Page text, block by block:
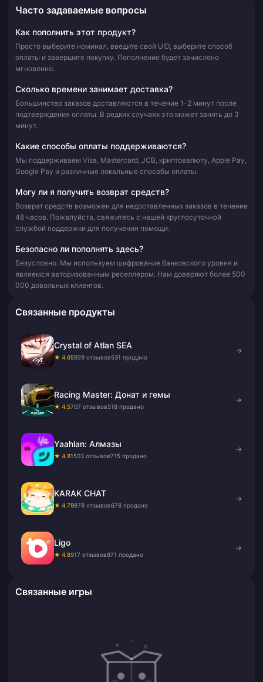
Часто задаваемые вопросы
Как пополнить этот продукт?
Просто выберите номинал, введите свой UID, выберите способ
оплаты и завершите покупку. Пополнение будет зачислено
мгновенно.
Сколько времени занимает доставка?
Большинство заказов доставляются в течение 1-2 минут после
подтверждения оплаты. В редких случаях это может занять до 3
минут.
Какие способы оплаты поддерживаются?
Мы поддерживаем Visa, Mastercard, JCB, криптовалюту, Apple Pay,
Google Pay и различные локальные способы оплаты.
Могу ли я получить возврат средств?
Возврат средств возможен для недоставленных заказов в течение
48 часов. Пожалуйста, свяжитесь с нашей круглосуточной
службой поддержки для получения помощи.
Безопасно ли пополнять здесь?
Безусловно. Мы используем шифрование банковского уровня и
являемся авторизованным реселлером. Нам доверяют более 500
000 довольных клиентов.
Связанные продукты
Crystal of Atlan SEA
★ 4.65929 отзывов531 продано
→
Racing Master: Донат и гемы
★ 4.5707 отзывов518 продано
→
Yaahlan: Алмазы
★ 4.81503 отзывов715 продано
→
KARAK CHAT
★ 4.79878 отзывов678 продано
→
Ligo
★ 4.8917 отзывов871 продано
→
Связанные игры